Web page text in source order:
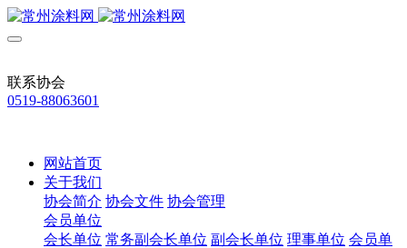
联系协会
0519-88063601
网站首页
关于我们
协会简介 协会文件 协会管理
会员单位
会长单位 常务副会长单位 副会长单位 理事单位 会员单